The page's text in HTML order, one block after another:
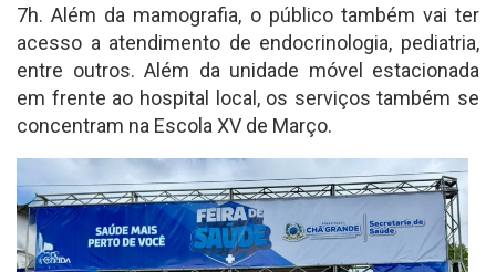
7h. Além da mamografia, o público também vai ter
acesso a atendimento de endocrinologia, pediatria,
entre outros. Além da unidade móvel estacionada
em frente ao hospital local, os serviços também se
concentram na Escola XV de Março.